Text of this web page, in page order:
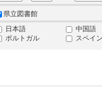
県立図書館
日本語 中国語
ポルトガル
スペイ